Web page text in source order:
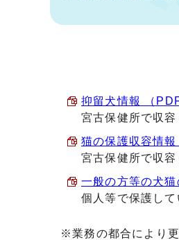
抑留犬情報 （
宮古保健所で収
猫の保護収容情
宮古保健所で収
一般の方等の犬
個人等で保護し
※業務の都合により